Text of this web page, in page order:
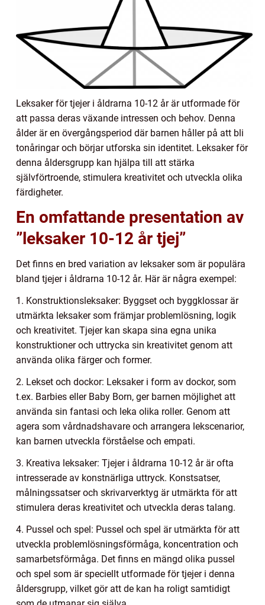
Leksaker för tjejer i åldrarna 10-12 år är utformade för
att passa deras växande intressen och behov. Denna
ålder är en övergångsperiod där barnen håller på att bli
tonåringar och börjar utforska sin identitet. Leksaker för
denna åldersgrupp kan hjälpa till att stärka
självförtroende, stimulera kreativitet och utveckla olika
färdigheter.
En omfattande presentation av
”leksaker 10-12 år tjej”
Det finns en bred variation av leksaker som är populära
bland tjejer i åldrarna 10-12 år. Här är några exempel:
1. Konstruktionsleksaker: Byggset och byggklossar är
utmärkta leksaker som främjar problemlösning, logik
och kreativitet. Tjejer kan skapa sina egna unika
konstruktioner och uttrycka sin kreativitet genom att
använda olika färger och former.
2. Lekset och dockor: Leksaker i form av dockor, som
t.ex. Barbies eller Baby Born, ger barnen möjlighet att
använda sin fantasi och leka olika roller. Genom att
agera som vårdnadshavare och arrangera lekscenarior,
kan barnen utveckla förståelse och empati.
3. Kreativa leksaker: Tjejer i åldrarna 10-12 år är ofta
intresserade av konstnärliga uttryck. Konstsatser,
målningssatser och skrivarverktyg är utmärkta för att
stimulera deras kreativitet och utveckla deras talang.
4. Pussel och spel: Pussel och spel är utmärkta för att
utveckla problemlösningsförmåga, koncentration och
samarbetsförmåga. Det finns en mängd olika pussel
och spel som är speciellt utformade för tjejer i denna
åldersgrupp, vilket gör att de kan ha roligt samtidigt